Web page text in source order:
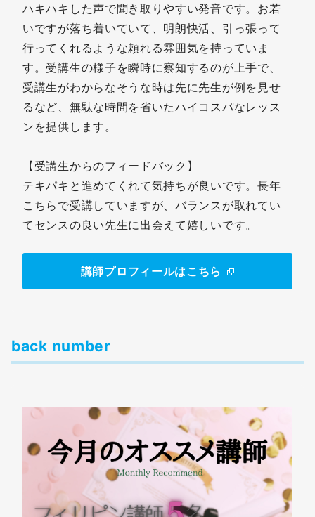
ハキハキした声で聞き取りやすい発音です。お若
いですが落ち着いていて、明朗快活、引っ張って
行ってくれるような頼れる雰囲気を持っていま
す。受講生の様子を瞬時に察知するのが上手で、
受講生がわからなそうな時は先に先生が例を見せ
るなど、無駄な時間を省いたハイコスパなレッス
ンを提供します。
【受講生からのフィードバック】
テキパキと進めてくれて気持ちが良いです。長年
こちらで受講していますが、バランスが取れてい
てセンスの良い先生に出会えて嬉しいです。
講師プロフィールはこちら
back number